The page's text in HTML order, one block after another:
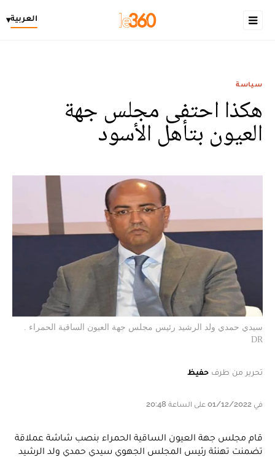
العربية▾
سياسة
هكذا احتفى مجلس جهة
العيون بتأهل الأسود
سيدي حمدي ولد الرشيد رئيس مجلس جهة العيون الساقية الحمراء .
DR
تحرير من طرف حفيظ
في 01/12/2022 على الساعة 20:48
قام مجلس جهة العيون الساقية الحمراء بنصب شاشة عملاقة
تضمنت تهنئة رئيس المجلس الجهوي سيدي حمدي ولد الرشيد